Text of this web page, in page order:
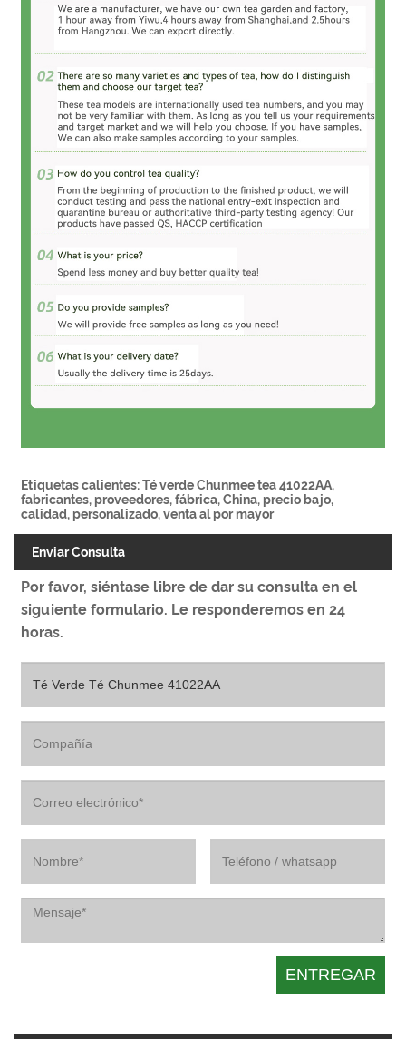
Etiquetas calientes: Té verde Chunmee tea 41022AA,
fabricantes, proveedores, fábrica, China, precio bajo,
calidad, personalizado, venta al por mayor
Enviar Consulta
Por favor, siéntase libre de dar su consulta en el
siguiente formulario. Le responderemos en 24
horas.